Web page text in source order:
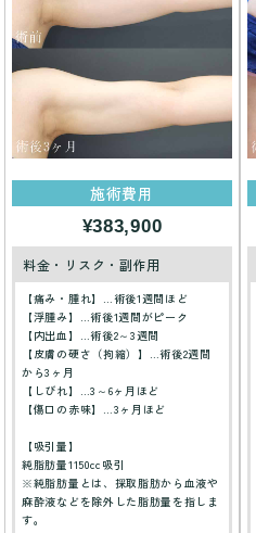
施術費用
¥383,900
料金・リスク・副作用
【痛み・腫れ】…術後1週間ほど
【浮腫み】…術後1週間がピーク
【内出血】…術後2～3週間
【皮膚の硬さ（拘縮）】…術後2週間
から3ヶ月
【しびれ】…3～6ヶ月ほど
【傷口の赤味】…3ヶ月ほど
【吸引量】
純脂肪量1150cc吸引
※純脂肪量とは、採取脂肪から血液や
麻酔液などを除外した脂肪量を指しま
す。